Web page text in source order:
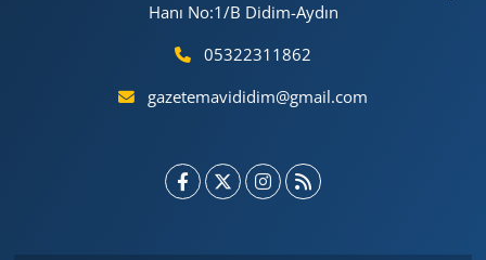
Hanı No:1/B Didim-Aydın
05322311862
gazetemavididim@gmail.com